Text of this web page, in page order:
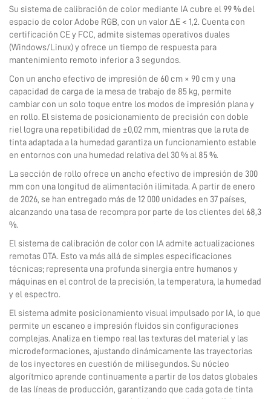
Su sistema de calibración de color mediante IA cubre el 99 % del
espacio de color Adobe RGB, con un valor ΔE < 1,2. Cuenta con
certificación CE y FCC, admite sistemas operativos duales
(Windows/Linux) y ofrece un tiempo de respuesta para
mantenimiento remoto inferior a 3 segundos.
Con un ancho efectivo de impresión de 60 cm × 90 cm y una
capacidad de carga de la mesa de trabajo de 85 kg, permite
cambiar con un solo toque entre los modos de impresión plana y
en rollo. El sistema de posicionamiento de precisión con doble
riel logra una repetibilidad de ±0,02 mm, mientras que la ruta de
tinta adaptada a la humedad garantiza un funcionamiento estable
en entornos con una humedad relativa del 30 % al 85 %.
La sección de rollo ofrece un ancho efectivo de impresión de 300
mm con una longitud de alimentación ilimitada. A partir de enero
de 2026, se han entregado más de 12 000 unidades en 37 países,
alcanzando una tasa de recompra por parte de los clientes del 68,3
%.
El sistema de calibración de color con IA admite actualizaciones
remotas OTA. Esto va más allá de simples especificaciones
técnicas; representa una profunda sinergia entre humanos y
máquinas en el control de la precisión, la temperatura, la humedad
y el espectro.
El sistema admite posicionamiento visual impulsado por IA, lo que
permite un escaneo e impresión fluidos sin configuraciones
complejas. Analiza en tiempo real las texturas del material y las
microdeformaciones, ajustando dinámicamente las trayectorias
de los inyectores en cuestión de milisegundos. Su núcleo
algorítmico aprende continuamente a partir de los datos globales
de las líneas de producción, garantizando que cada gota de tinta